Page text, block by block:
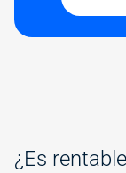
¿Es